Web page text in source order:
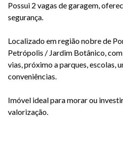
Possui 2 vagas de garagem,
segurança.
Localizado em região nobre de
Petrópolis / Jardim Botânico,
vias, próximo a parques, escolas,
conveniências.
Imóvel ideal para morar ou
valorização.